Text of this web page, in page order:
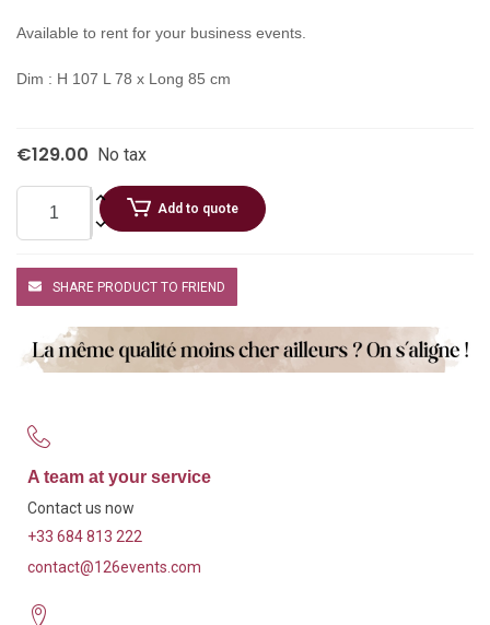
Available to rent for your business events.
Dim : H 107 L 78 x Long 85 cm
€129.00 No tax
Add to quote
SHARE PRODUCT TO FRIEND
A team at your service
Contact us now
+33 684 813 222
contact@126events.com